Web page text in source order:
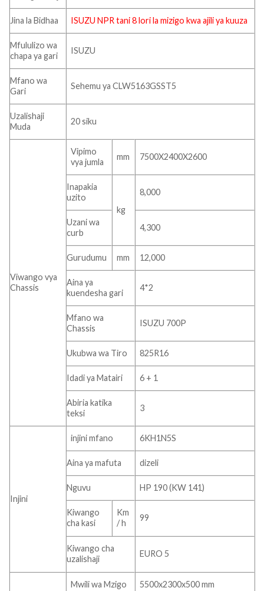
Jina la Bidhaa ISUZU NPR tani 8lori la mizigo kwa ajili ya kuuza
Mfululizo wa
chapa ya gari
ISUZU
Mfano wa
Gari
Sehemu ya CLW5163GSST5
Uzalishaji
Muda
20 siku
Viwango vya
Chassis
Vipimo
vya jumla
mm 7500X2400X2600
Inapakia
uzito
kg
8,000
Uzani wa
curb
4,300
Gurudumu mm 12,000
Aina ya
kuendesha gari
4*2
Mfano wa
Chassis
ISUZU 700P
Ukubwa wa Tiro 825R16
Idadi ya Matairi 6 + 1
Abiria katika
teksi
3
Injini
injini mfano 6KH1N5S
Aina ya mafuta dizeli
Nguvu HP 190 (KW 141)
Kiwango
cha kasi
Km
/ h
99
Kiwango cha
uzalishaji
EURO 5
Mwili wa Mzigo 5500x2300x500 mm